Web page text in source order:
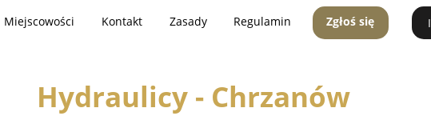
Miejscowości Kontakt Zasady Regulamin Zgłoś się
Hydraulicy - Chrzanów